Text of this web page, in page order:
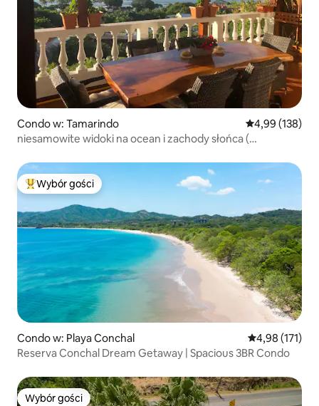
Condo w: Tamarindo Średnia
4,99 (138)
niesamowite widoki na ocean i zachody słońca (
Najpopularniejsze z kategorii Wybór gości
Wybór gości
Condo w: Playa Conchal Średnia
4,98 (171)
Reserva Conchal Dream Getaway | Spacious 3BR Condo
Wybór gości